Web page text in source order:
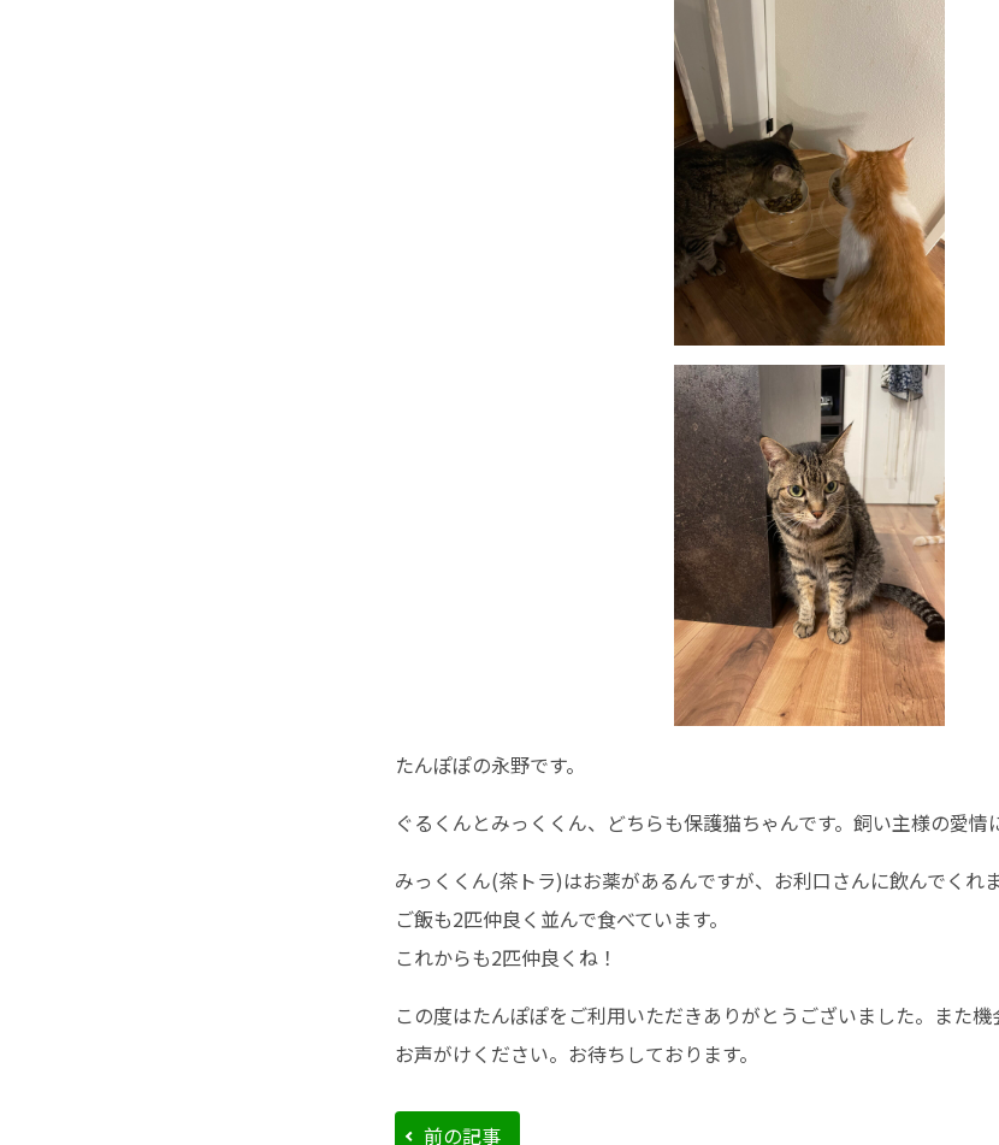
たんぽぽの永野です。
ぐるくんとみっくくん、どちらも保護猫ちゃんです。飼い主様の愛情
みっくくん(茶トラ)はお薬があるんですが、お利口さんに飲んでくれま
ご飯も2匹仲良く並んで食べています。
これからも2匹仲良くね！
この度はたんぽぽをご利用いただきありがとうございました。また
お声がけください。お待ちしております。
前の記事